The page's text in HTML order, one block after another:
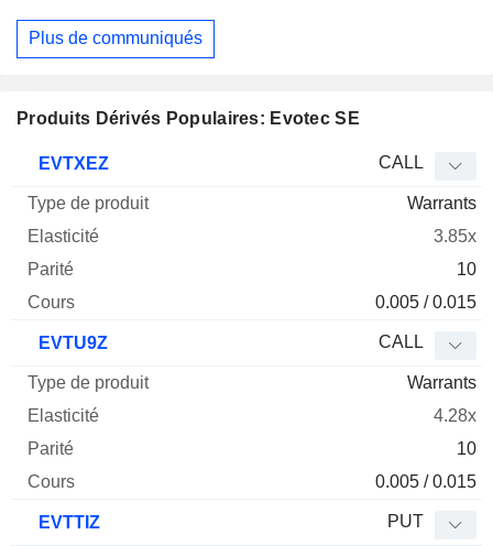
Plus de communiqués
Produits Dérivés Populaires: Evotec SE
Mnemo Type produit
EVTXEZ CALL
Warrants
3.85x
10
0.005 / 0.015
EVTU9Z CALL
Warrants
4.28x
10
0.005 / 0.015
EVTTIZ PUT